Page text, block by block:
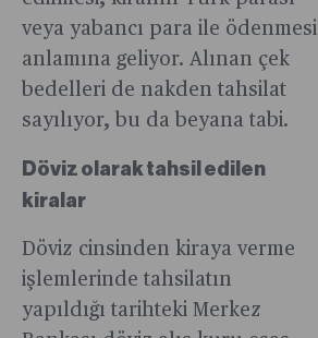
veya yabancı para ile ödenmesi
anlamına geliyor. Alınan çek
bedelleri de nakden tahsilat
sayılıyor, bu da beyana tabi.
Döviz olarak tahsil edilen
kiralar
Döviz cinsinden kiraya verme
işlemlerinde tahsilatın
yapıldığı tarihteki Merkez